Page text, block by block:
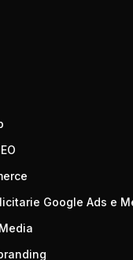
Google Ads e